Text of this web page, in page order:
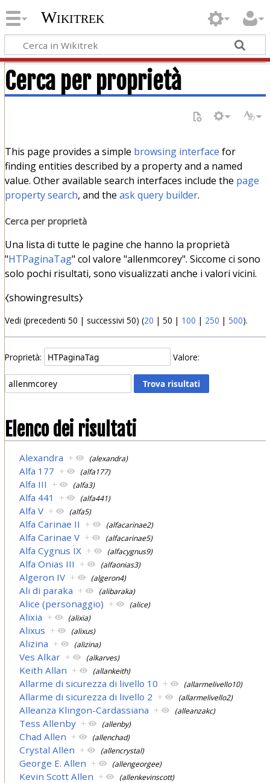
Wikitrek
Cerca per proprietà
This page provides a simple browsing interface for
finding entities described by a property and a named
value. Other available search interfaces include the page
property search, and the ask query builder.
Cerca per proprietà
Una lista di tutte le pagine che hanno la proprietà
"HTPaginaTag" col valore "allenmcorey". Siccome ci sono
solo pochi risultati, sono visualizzati anche i valori vicini.
⧼showingresults⧽
Vedi (precedenti 50 | successivi 50) (20 | 50 | 100 | 250 | 500).
Proprietà: Valore:
Elenco dei risultati
Alexandra + (alexandra)
Alfa 177 + (alfa177)
Alfa III + (alfa3)
Alfa 441 + (alfa441)
Alfa V + (alfa5)
Alfa Carinae II + (alfacarinae2)
Alfa Carinae V + (alfacarinae5)
Alfa Cygnus IX + (alfacygnus9)
Alfa Onias III + (alfaonias3)
Algeron IV + (algeron4)
Ali di paraka + (alibaraka)
Alice (personaggio) + (alice)
Alixia + (alixia)
Alixus + (alixus)
Alizina + (alizina)
Ves Alkar + (alkarves)
Keith Allan + (allankeith)
Allarme di sicurezza di livello 10 + (allarmelivello10)
Allarme di sicurezza di livello 2 + (allarmelivello2)
Alleanza Klingon-Cardassiana + (alleanzakc)
Tess Allenby + (allenby)
Chad Allen + (allenchad)
Crystal Allen + (allencrystal)
George E. Allen + (allengeorgee)
Kevin Scott Allen + (allenkevinscott)